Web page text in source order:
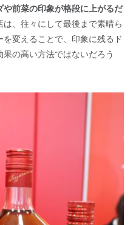
や前菜の印象が格段に上がるだ
、往々にして最後まで素晴ら
変えることで、印象に残るド
の高い方法ではないだろう